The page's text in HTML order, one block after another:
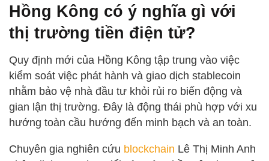
Hồng Kông có ý nghĩa gì với
thị trường tiền điện tử?
Quy định mới của Hồng Kông tập trung vào việc
kiểm soát việc phát hành và giao dịch stablecoin
nhằm bảo vệ nhà đầu tư khỏi rủi ro biến động và
gian lận thị trường. Đây là động thái phù hợp với xu
hướng toàn cầu hướng đến minh bạch và an toàn.
Chuyên gia nghiên cứu blockchain Lê Thị Minh Anh